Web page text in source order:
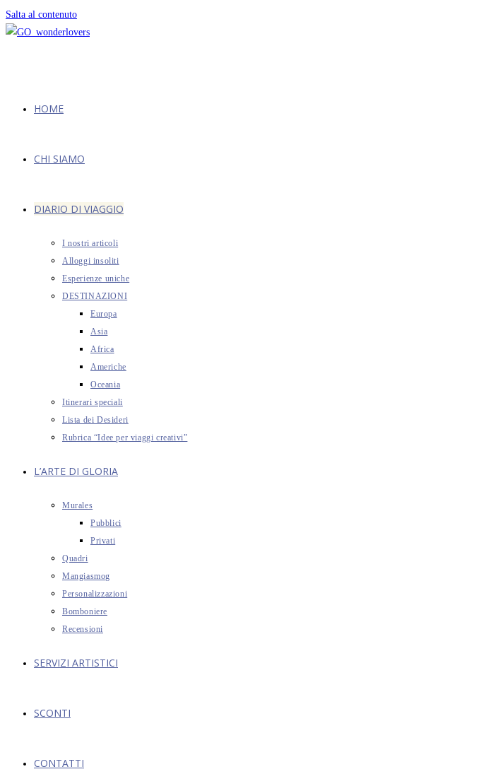
Salta al contenuto
HOME
CHI SIAMO
DIARIO DI VIAGGIO
I nostri articoli
Alloggi insoliti
Esperienze uniche
DESTINAZIONI
Europa
Asia
Africa
Americhe
Oceania
Itinerari speciali
Lista dei Desideri
Rubrica “Idee per viaggi creativi”
L’ARTE DI GLORIA
Murales
Pubblici
Privati
Quadri
Mangiasmog
Personalizzazioni
Bomboniere
Recensioni
SERVIZI ARTISTICI
SCONTI
CONTATTI